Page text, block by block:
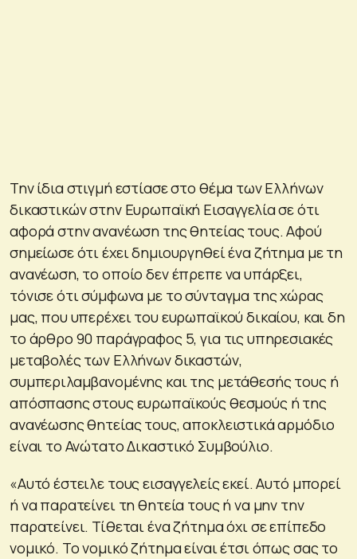
Την ίδια στιγμή εστίασε στο θέμα των Ελλήνων
δικαστικών στην Ευρωπαϊκή Εισαγγελία σε ότι
αφορά στην ανανέωση της θητείας τους. Αφού
σημείωσε ότι έχει δημιουργηθεί ένα ζήτημα με τη
ανανέωση, το οποίο δεν έπρεπε να υπάρξει,
τόνισε ότι σύμφωνα με το σύνταγμα της χώρας
μας, που υπερέχει του ευρωπαϊκού δικαίου, και δη
το άρθρο 90 παράγραφος 5, για τις υπηρεσιακές
μεταβολές των Ελλήνων δικαστών,
συμπεριλαμβανομένης και της μετάθεσής τους ή
απόσπασης στους ευρωπαϊκούς θεσμούς ή της
ανανέωσης θητείας τους, αποκλειστικά αρμόδιο
είναι το Ανώτατο Δικαστικό Συμβούλιο.
«Αυτό έστειλε τους εισαγγελείς εκεί. Αυτό μπορεί
ή να παρατείνει τη θητεία τους ή να μην την
παρατείνει. Τίθεται ένα ζήτημα όχι σε επίπεδο
νομικό. Το νομικό ζήτημα είναι έτσι όπως σας το